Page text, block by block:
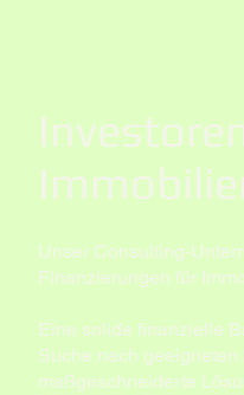
Unser Consulting-
Finanzierungen für
Eine solide finanzielle
Suche nach
maßgeschneiderte